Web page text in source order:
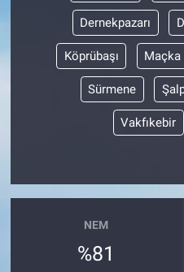
Dernekpazarı
Köprübaşı Maçka
Sürmene
Vakfıkebir
NEM
%81